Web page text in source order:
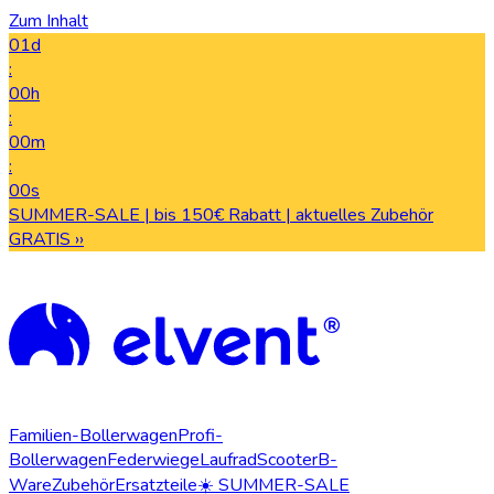
Zum Inhalt
01d
:
00h
:
00m
:
00s
SUMMER-SALE | bis 150€ Rabatt | aktuelles Zubehör
GRATIS ››
Familien-BollerwagenProfi-
BollerwagenFederwiegeLaufradScooterB-
WareZubehörErsatzteile☀️ SUMMER-SALE